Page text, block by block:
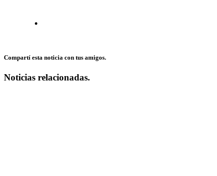
Compartí esta noticia con tus amigos.
Noticias relacionadas.